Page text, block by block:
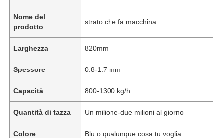
Nome del
prodotto
strato che fa macchina
Larghezza 820mm
Spessore 0.8-1.7 mm
Capacità 800-1300 kg/h
Quantità di tazza Un milione-due milioni al giorno
Colore Blu o qualunque cosa tu voglia.